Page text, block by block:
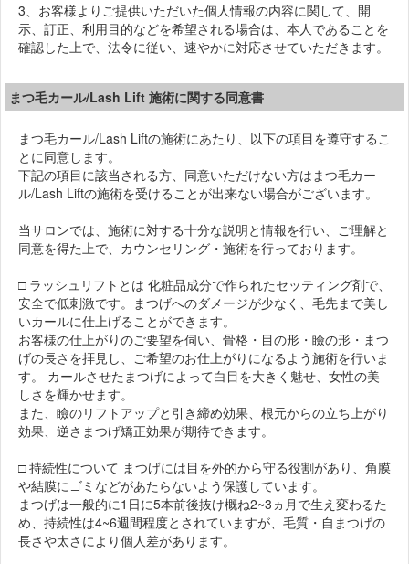
3、お客様よりご提供いただいた個人情報の内容に関して、開
示、訂正、利用目的などを希望される場合は、本人であることを
確認した上で、法令に従い、速やかに対応させていただきます。
まつ毛カール/Lash Lift 施術に関する同意書
まつ毛カール/Lash Liftの施術にあたり、以下の項目を遵守するこ
とに同意します。
下記の項目に該当される方、同意いただけない方はまつ毛カー
ル/Lash Liftの施術を受けることが出来ない場合がございます。
当サロンでは、施術に対する十分な説明と情報を行い、ご理解と
同意を得た上で、カウンセリング・施術を行っております。
□ ラッシュリフトとは 化粧品成分で作られたセッティング剤で、
安全で低刺激です。まつげへのダメージが少なく、毛先まで美し
いカールに仕上げることができます。
お客様の仕上がりのご要望を伺い、骨格・目の形・瞼の形・まつ
げの長さを拝見し、ご希望のお仕上がりになるよう施術を行いま
す。 カールさせたまつげによって白目を大きく魅せ、女性の美
しさを輝かせます。
また、瞼のリフトアップと引き締め効果、根元からの立ち上がり
効果、逆さまつげ矯正効果が期待できます。
□ 持続性について まつげには目を外的から守る役割があり、角膜
や結膜にゴミなどがあたらないよう保護しています。
まつげは一般的に1日に5本前後抜け概ね2~3ヵ月で生え変わるた
め、持続性は4~6週間程度とされていますが、毛質・自まつげの
長さや太さにより個人差があります。